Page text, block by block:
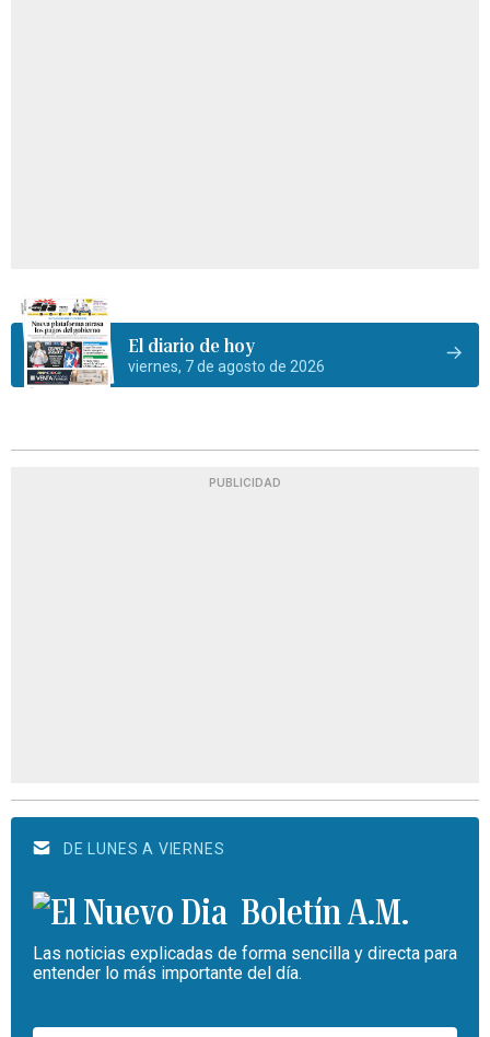
El diario de hoy
viernes, 7 de agosto de 2026
PUBLICIDAD
DE LUNES A VIERNES
Boletín A.M.
Las noticias explicadas de forma sencilla y directa para
entender lo más importante del día.